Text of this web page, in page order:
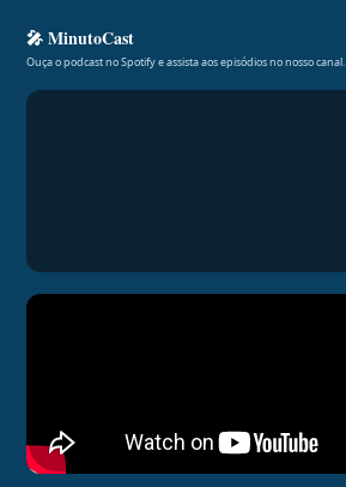
🎤 MinutoCast
Ouça o podcast no Spotify e assista aos episódios no nosso canal.